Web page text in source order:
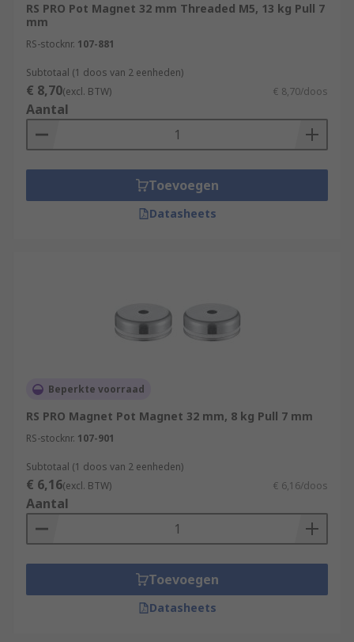
RS PRO Pot Magnet 32 mm Threaded M5, 13 kg Pull 7
mm
RS-stocknr. 107-881
Subtotaal (1 doos van 2 eenheden)
€ 8,70(excl. BTW) € 8,70/doos
Aantal
Toevoegen
Datasheets
Beperkte voorraad
RS PRO Magnet Pot Magnet 32 mm, 8 kg Pull 7 mm
RS-stocknr. 107-901
Subtotaal (1 doos van 2 eenheden)
€ 6,16(excl. BTW) € 6,16/doos
Aantal
Toevoegen
Datasheets